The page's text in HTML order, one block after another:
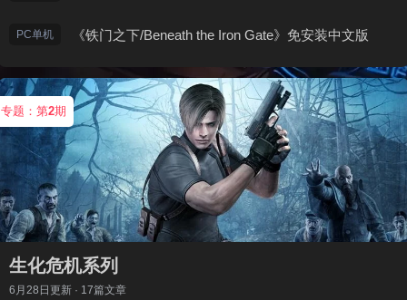
PC单机 《铁门之下/Beneath the Iron Gate》免安装中文版
专题：第2期
生化危机系列
6月28日 更新 · 17篇文章